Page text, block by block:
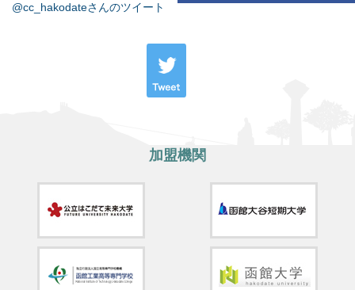
@cc_hakodateさんのツイート
加盟機関